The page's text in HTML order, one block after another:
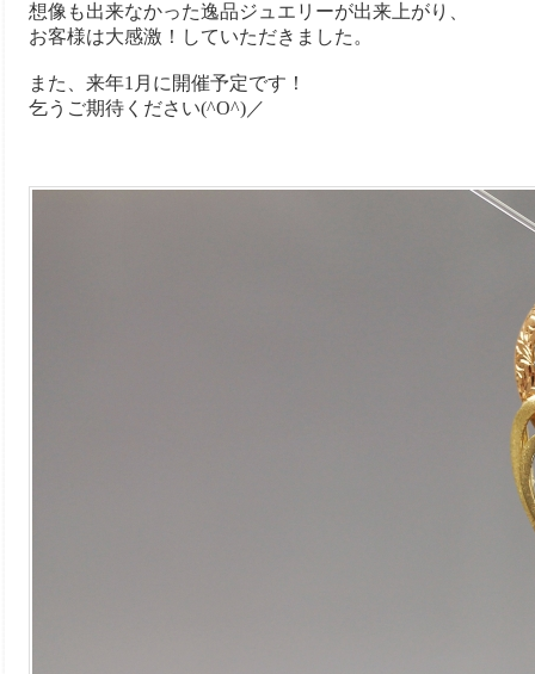
想像も出来なかった逸品ジュエリーが出来上がり、
お客様は大感激！していただきました。
また、来年1月に開催予定です！
乞うご期待ください(^O^)／